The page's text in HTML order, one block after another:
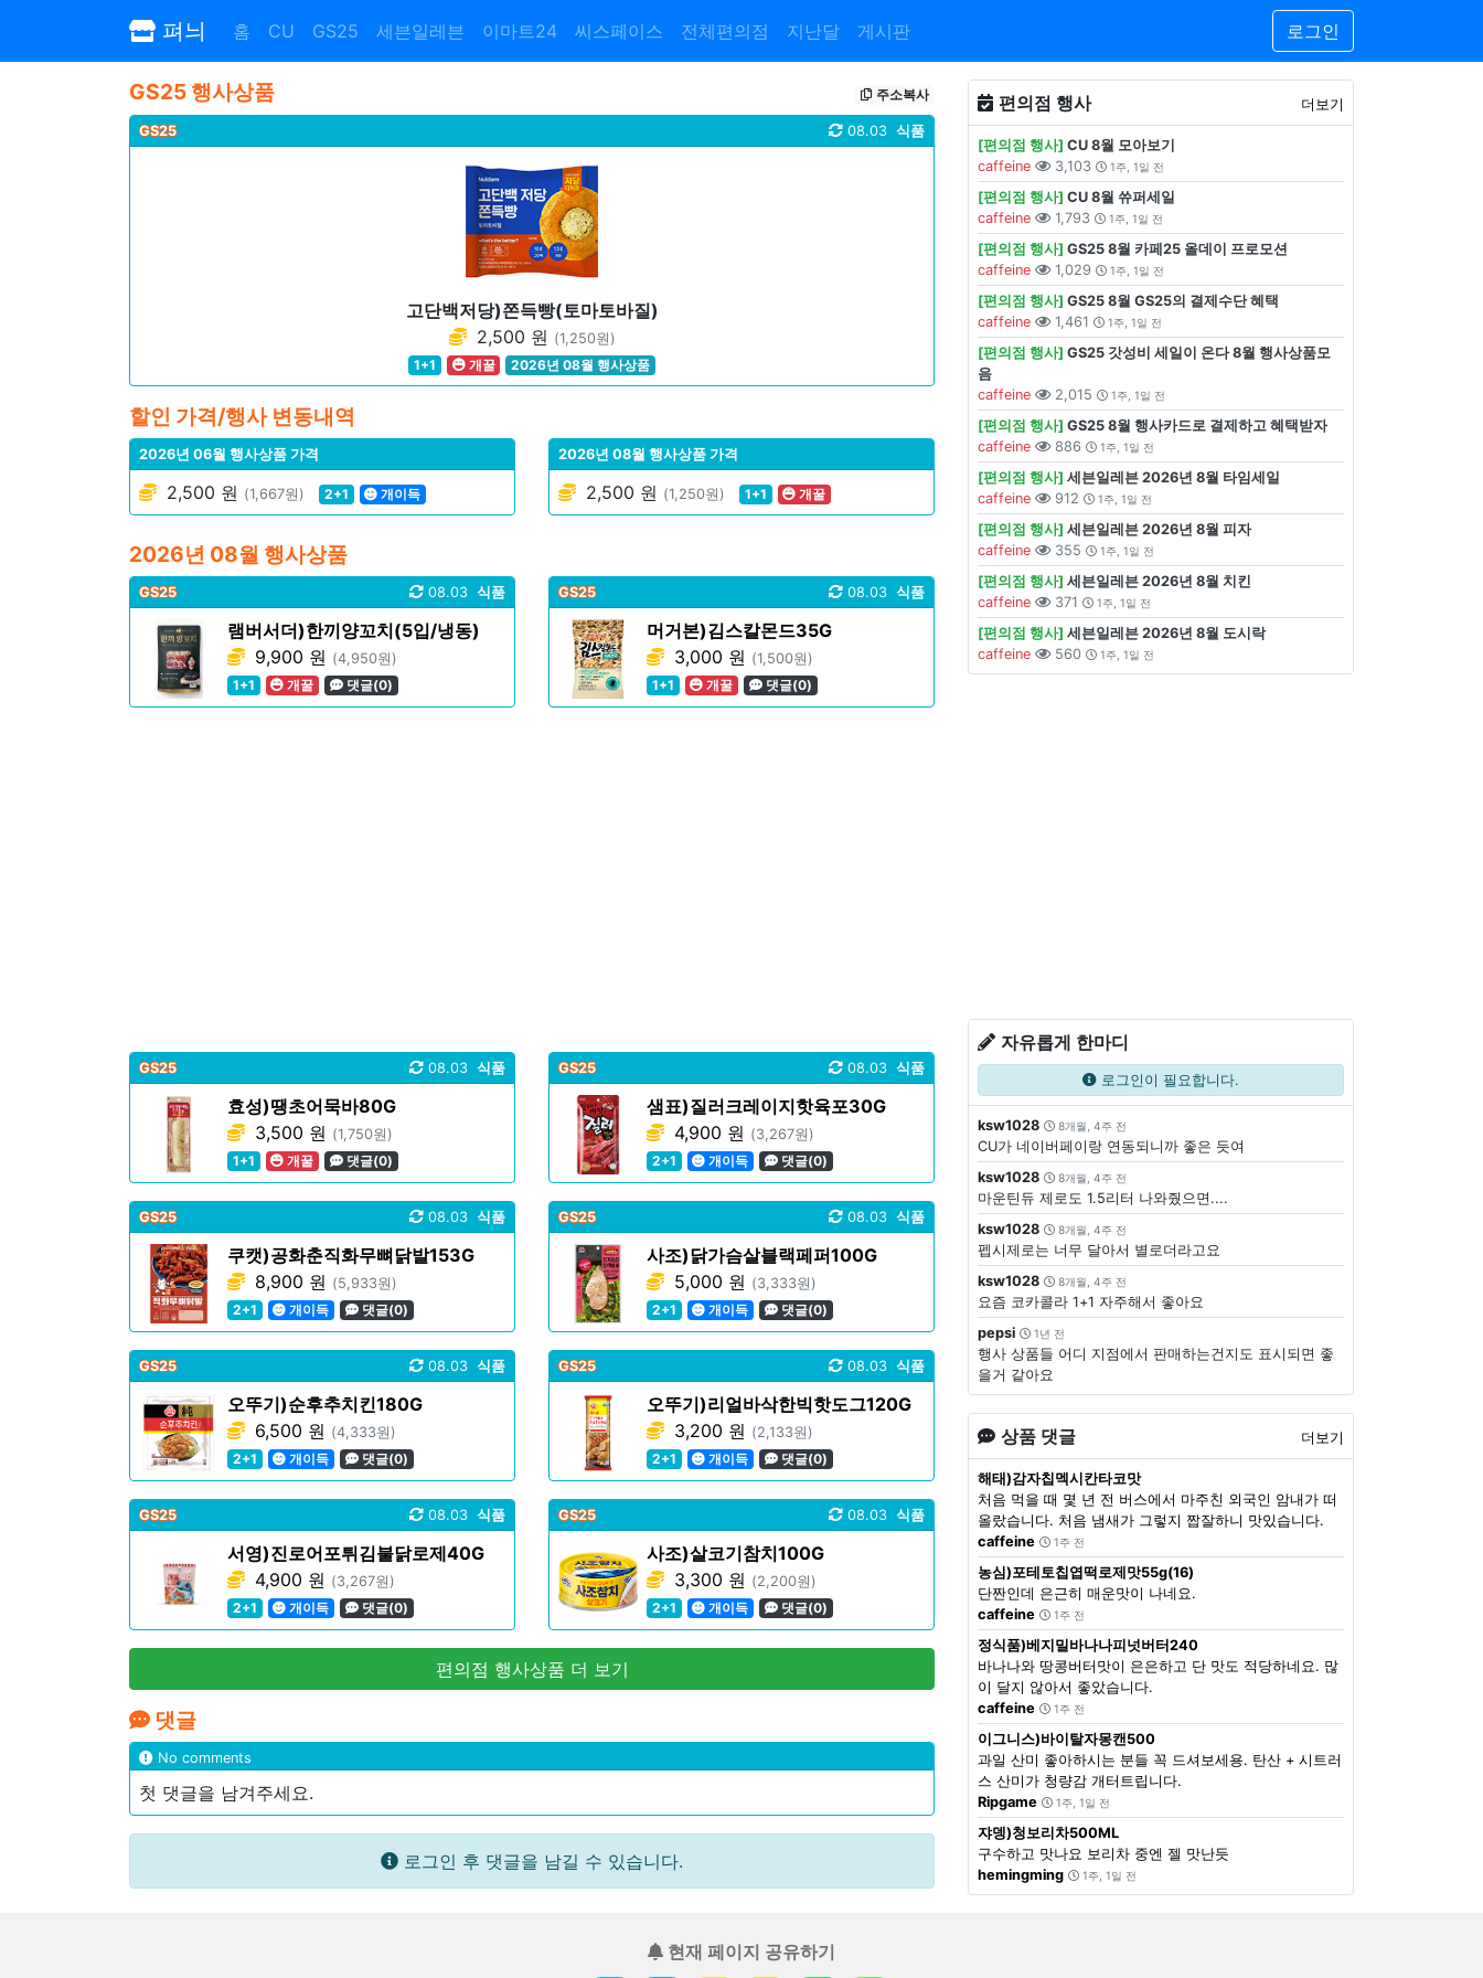
펴늬 홈 CU GS25 세븐일레븐 이마트24 씨스페이스 전체편의점 지난달 게시판 로그인
GS25 행사상품 주소복사
GS25 식품
08.03
고단백저당)쫀득빵(토마토바질)
2,500 원 (1,250원)
1+1
개꿀 2026년 08월 행사상품
할인 가격/행사 변동내역
2026년 06월 행사상품 가격
2,500 원 (1,667원) 2+1 개이득
2026년 08월 행사상품 가격
2,500 원 (1,250원) 1+1 개꿀
2026년 08월 행사상품
GS25 식품
08.03
램버서더)한끼양꼬치(5입/냉동)
9,900 원 (4,950원)
1+1
개꿀 댓글(0)
GS25 식품
08.03
머거본)김스칼몬드35G
3,000 원 (1,500원)
1+1
개꿀 댓글(0)
GS25 식품
08.03
효성)땡초어묵바80G
3,500 원 (1,750원)
1+1
개꿀 댓글(0)
GS25 식품
08.03
샘표)질러크레이지핫육포30G
4,900 원 (3,267원)
2+1
개이득 댓글(0)
GS25 식품
08.03
쿠캣)공화춘직화무뼈닭발153G
8,900 원 (5,933원)
2+1
개이득 댓글(0)
GS25 식품
08.03
사조)닭가슴살블랙페퍼100G
5,000 원 (3,333원)
2+1
개이득 댓글(0)
GS25 식품
08.03
오뚜기)순후추치킨180G
6,500 원 (4,333원)
2+1
개이득 댓글(0)
GS25 식품
08.03
오뚜기)리얼바삭한빅핫도그120G
3,200 원 (2,133원)
2+1
개이득 댓글(0)
GS25 식품
08.03
서영)진로어포튀김불닭로제40G
4,900 원 (3,267원)
2+1
개이득 댓글(0)
GS25 식품
08.03
사조)살코기참치100G
3,300 원 (2,200원)
2+1
개이득 댓글(0)
편의점 행사상품 더 보기
댓글
No comments
첫 댓글을 남겨주세요.
로그인 후 댓글을 남길 수 있습니다.
편의점 행사 더보기
[편의점 행사] CU 8월 모아보기
caffeine
3,103 1주, 1일 전
[편의점 행사] CU 8월 쓔퍼세일
caffeine
1,793 1주, 1일 전
[편의점 행사] GS25 8월 카페25 올데이 프로모션
caffeine
1,029 1주, 1일 전
[편의점 행사] GS25 8월 GS25의 결제수단 혜택
caffeine
1,461 1주, 1일 전
[편의점 행사] GS25 갓성비 세일이 온다 8월 행사상품모
음
caffeine
2,015 1주, 1일 전
[편의점 행사] GS25 8월 행사카드로 결제하고 혜택받자
caffeine
886 1주, 1일 전
[편의점 행사] 세븐일레븐 2026년 8월 타임세일
caffeine
912 1주, 1일 전
[편의점 행사] 세븐일레븐 2026년 8월 피자
caffeine
355 1주, 1일 전
[편의점 행사] 세븐일레븐 2026년 8월 치킨
caffeine
371 1주, 1일 전
[편의점 행사] 세븐일레븐 2026년 8월 도시락
caffeine
560 1주, 1일 전
자유롭게 한마디
로그인이 필요합니다.
ksw1028 8개월, 4주 전
CU가 네이버페이랑 연동되니까 좋은 듯여
ksw1028
8개월, 4주 전
마운틴듀 제로도 1.5리터 나와줬으면....
ksw1028
8개월, 4주 전
펩시제로는 너무 달아서 별로더라고요
ksw1028
8개월, 4주 전
요즘 코카콜라 1+1 자주해서 좋아요
pepsi
1년 전
행사 상품들 어디 지점에서 판매하는건지도 표시되면 좋
을거 같아요
상품 댓글 더보기
해태)감자칩멕시칸타코맛
처음 먹을 때 몇 년 전 버스에서 마주친 외국인 암내가 떠
올랐습니다. 처음 냄새가 그렇지 짭잘하니 맛있습니다.
caffeine
1주 전
농심)포테토칩엽떡로제맛55g(16)
단짠인데 은근히 매운맛이 나네요.
caffeine
1주 전
정식품)베지밀바나나피넛버터240
바나나와 땅콩버터맛이 은은하고 단 맛도 적당하네요. 많
이 달지 않아서 좋았습니다.
caffeine
1주 전
이그니스)바이탈자몽캔500
과일 산미 좋아하시는 분들 꼭 드셔보세용. 탄산 + 시트러
스 산미가 청량감 개터트립니다.
Ripgame
1주, 1일 전
쟈뎅)청보리차500ML
구수하고 맛나요 보리차 중엔 젤 맛난듯
hemingming
1주, 1일 전
현재 페이지 공유하기